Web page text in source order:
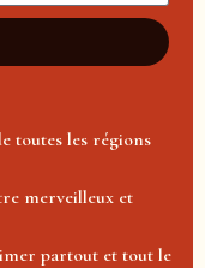
toutes les régions
merveilleux et
partout et tout le